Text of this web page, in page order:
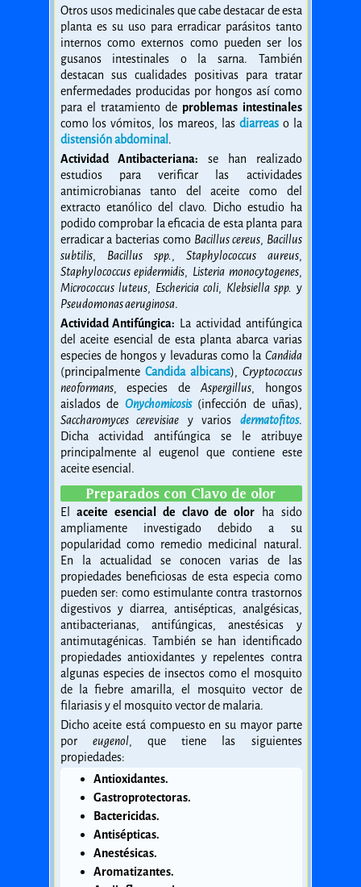
Otros usos medicinales que cabe destacar de esta
planta es su uso para erradicar parásitos tanto
internos como externos como pueden ser los
gusanos intestinales o la sarna. También
destacan sus cualidades positivas para tratar
enfermedades producidas por hongos así como
para el tratamiento de problemas intestinales
como los vómitos, los mareos, las diarreaso la
distensión abdominal .
Actividad Antibacteriana: se han realizado
estudios para verificar las actividades
antimicrobianas tanto del aceite como del
extracto etanólico del clavo. Dicho estudio ha
podido comprobar la eficacia de esta planta para
erradicar a bacterias como Bacillus cereus, Bacillus
subtilis, Bacillus spp.,Staphylococcus aureus,
Staphylococcus epidermidis, Listeria monocytogenes,
Micrococcus luteus, Eschericia coli, Klebsiella spp. y
Pseudomonas aeruginosa.
Actividad Antifúngica: La actividad antifúngica
del aceite esencial de esta planta abarca varias
especies de hongos y levaduras como la Candida
(principalmente Candida albicans), Cryptococcus
neoformans, especies de Aspergillus, hongos
aislados de Onychomicosis(infección de uñas),
Saccharomyces cerevisiae y varios dermatofitos.
Dicha actividad antifúngica se le atribuye
principalmente al eugenol que contiene este
aceite esencial.
Preparados con Clavo de olor
Elaceite esencial de clavo de olor ha sido
ampliamente investigado debido a su
popularidad como remedio medicinal natural.
En la actualidad se conocen varias de las
propiedades beneficiosas de esta especia como
pueden ser: como estimulante contra trastornos
digestivos y diarrea, antisépticas, analgésicas,
antibacterianas, antifúngicas, anestésicas y
antimutagénicas. También se han identificado
propiedades antioxidantes y repelentes contra
algunas especies de insectos como el mosquito
de la fiebre amarilla, el mosquito vector de
filariasis y el mosquito vector de malaria.
Dicho aceite está compuesto en su mayor parte
por eugenol, que tiene las siguientes
propiedades:
Antioxidantes.
Gastroprotectoras.
Bactericidas.
Antisépticas.
Anestésicas.
Aromatizantes.